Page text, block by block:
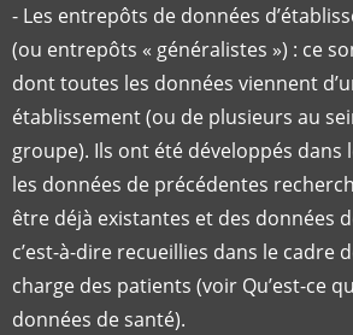
- Les entrepôts de données
(ou entrepôts « généralistes ») : ce
dont toutes les données viennent
établissement (ou de plusieurs au
groupe). Ils ont été développés
les données de précédentes
être déjà existantes et des données
c’est-à-dire recueillies dans le cadre
charge des patients (voir Qu’est-ce
données de santé).